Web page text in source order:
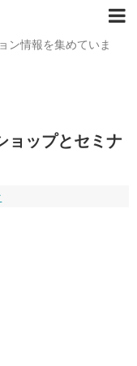
ン情報を集めていま
ョップとセミナ